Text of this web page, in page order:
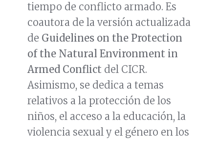
tiempo de conflicto armado. Es
coautora de la versión actualizada
de Guidelines on the Protection
of the Natural Environment in
Armed Conflict del CICR.
Asimismo, se dedica a temas
relativos a la protección de los
niños, el acceso a la educación, la
violencia sexual y el género en los